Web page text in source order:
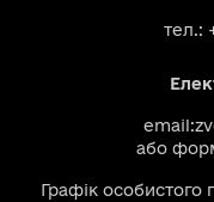
тел.:
email:
або
Графік